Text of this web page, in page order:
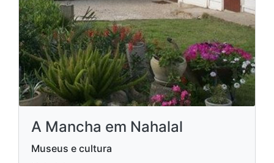
A Mancha em Nahalal
Museus e cultura